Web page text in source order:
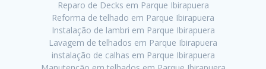
Reparo de Decks em Parque Ibirapuera
Reforma de telhado em Parque Ibirapuera
Instalação de lambri em Parque Ibirapuera
Lavagem de telhados em Parque Ibirapuera
instalação de calhas em Parque Ibirapuera